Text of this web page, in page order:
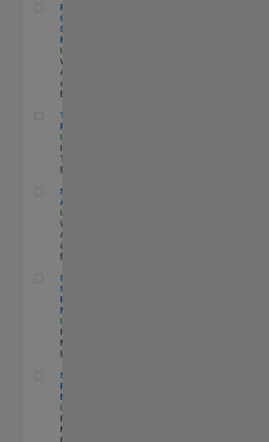
Principal Cloud Software Engineer
Principal
Cloud
Software
Engineer
US-MA-Natick
Web
Applications
and Services |
Experimentado
Technical Product Owner
Technical
Product Owner
US-MA-Natick
Information
Technology |
Experimentado
Senior Applied AI Engineer
Senior Applied
AI Engineer
US-MA-Natick
Web
Applications
and Services |
Experimentado
Senior Software Program Manager
Senior
Software
Program
Manager
US-MA-Natick
Program
Management |
Experimentado
Senior Program Manager
Senior
Program
Manager
US-MA-Natick
Program
Management |
Experimentado